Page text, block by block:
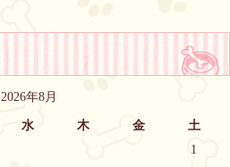
2026年8月
水 木 金
土
1